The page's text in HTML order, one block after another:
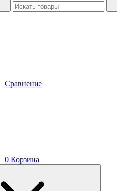
Сравнение
0 Корзина